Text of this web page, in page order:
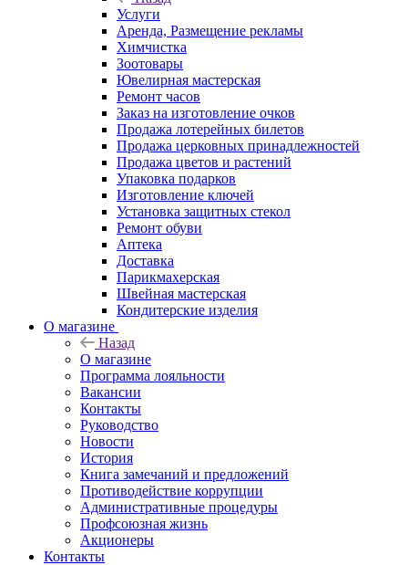
Услуги
Аренда, Размещение рекламы
Химчистка
Зоотовары
Ювелирная мастерская
Ремонт часов
Заказ на изготовление очков
Продажа лотерейных билетов
Продажа церковных принадлежностей
Продажа цветов и растений
Упаковка подарков
Изготовление ключей
Установка защитных стекол
Ремонт обуви
Аптека
Доставка
Парикмахерская
Швейная мастерская
Кондитерские изделия
О магазине
Назад
О магазине
Программа лояльности
Вакансии
Контакты
Руководство
Новости
История
Книга замечаний и предложений
Противодействие коррупции
Административные процедуры
Профсоюзная жизнь
Акционеры
Контакты